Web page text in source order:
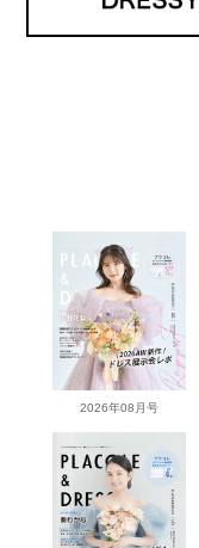
2026年08月号